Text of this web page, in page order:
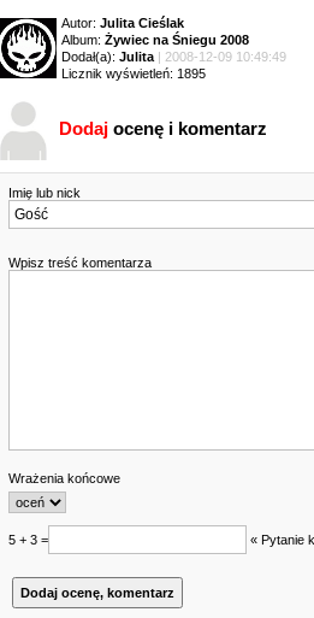
Autor: Julita Cieślak
Album: Żywiec na Śniegu 2008
Dodał(a): Julita | 2008-12-09 10:49:49
Licznik wyświetleń: 1895
Dodaj ocenę i komentarz
Imię lub nick
Wpisz treść komentarza
Wrażenia końcowe
5 + 3 = « Pytanie